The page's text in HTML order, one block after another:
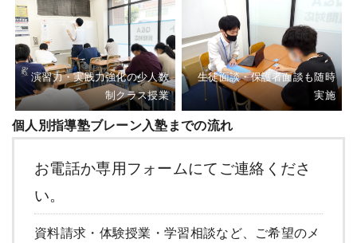
演習力・実践力強化の少人数
制クラス授業
生徒面談・保護者面談も随時
実施
個人別指導塾ブレーン入塾までの流れ
お電話か専用フォームにてご連絡くださ
い。
資料請求・体験授業・学習相談など、ご希望のメ